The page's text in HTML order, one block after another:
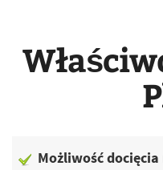
Możliwość